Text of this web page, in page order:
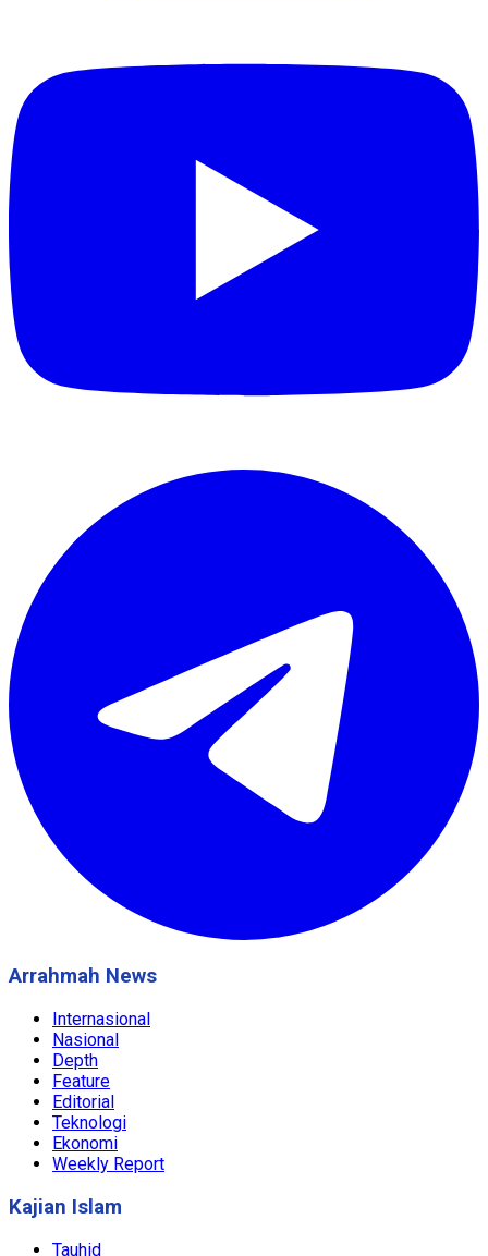
Arrahmah News
Internasional
Nasional
Depth
Feature
Editorial
Teknologi
Ekonomi
Weekly Report
Kajian Islam
Tauhid